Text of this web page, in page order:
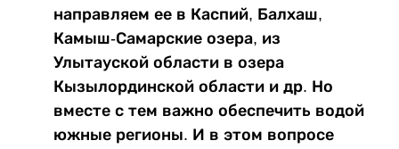
направляем ее в Каспий, Балхаш,
Камыш-Самарские озера, из
Улытауской области в озера
Кызылординской области и др. Но
вместе с тем важно обеспечить водой
южные регионы. И в этом вопросе